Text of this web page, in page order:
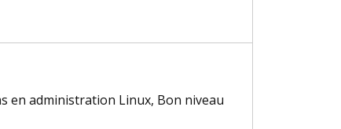
en administration Linux, Bon niveau